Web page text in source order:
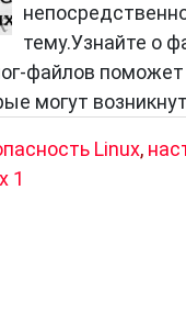
тему.Узнайте о
файлов
могут
Linux,
1